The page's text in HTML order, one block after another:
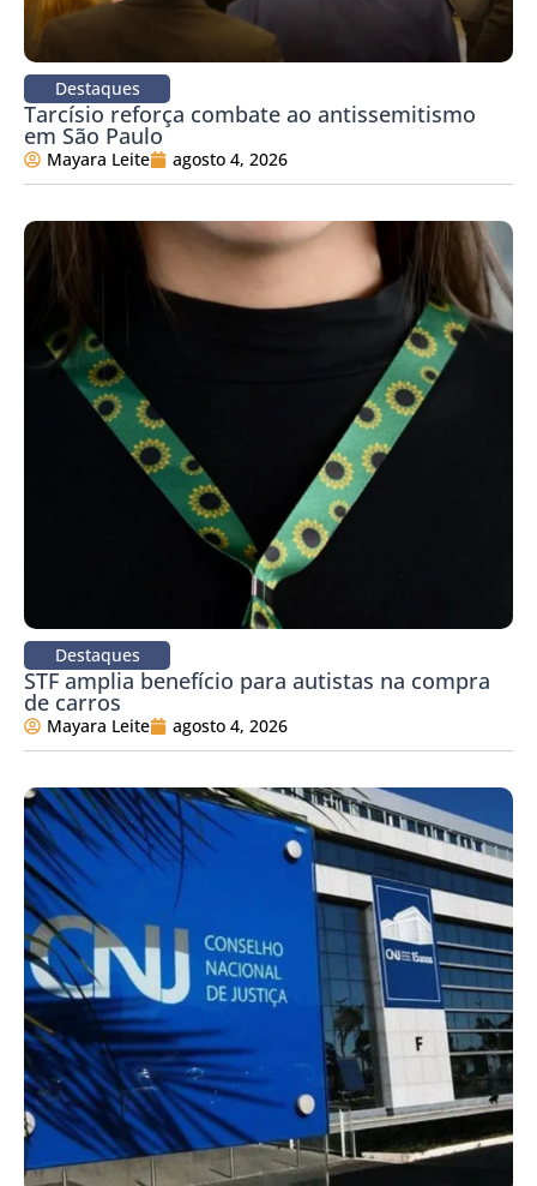
Destaques
Tarcísio reforça combate ao antissemitismo
em São Paulo
Mayara Leite agosto 4, 2026
Destaques
STF amplia benefício para autistas na compra
de carros
Mayara Leite agosto 4, 2026